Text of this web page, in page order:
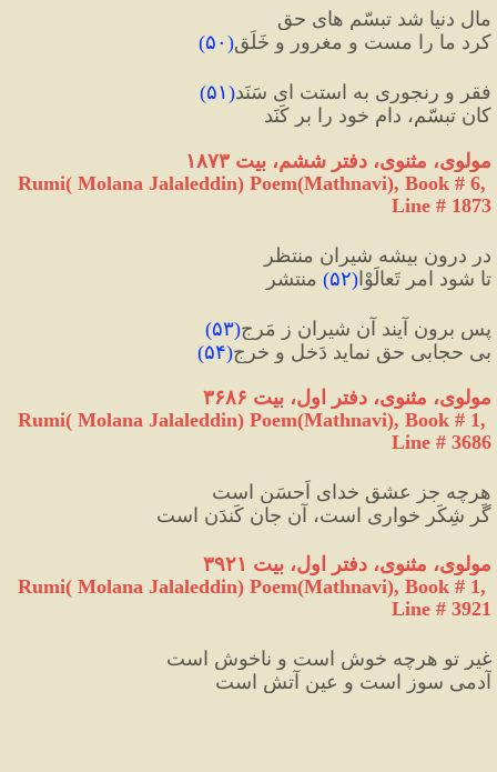
مالِ دنیا شد تبسّم های حق
کرد ما را مست و مغرور و خَلَق( ۵۰)
فقر و رنجوری به استت ای سَنَد(۵۱)
کان تبسّم، دام خود را بر کَنَد
مولوی، مثنوی، دفتر ششم، بیت ۱۸۷۳
Rumi( Molana Jalaleddin) Poem(Mathnavi), Book # 6,
Line # 1873
در درونِ بیشه شیران منتظر
تا شود امرِ تَعالَوْا(۵۲) منتشر
پس برون آیند آن شیران ز مَرج(۵۳)
بی حجابی حق نماید دَخل و خرج(۵۴)
مولوی، مثنوی، دفتر اول، بیت ۳۶۸۶
Rumi( Molana Jalaleddin) Poem(Mathnavi), Book # 1,
Line # 3686
هرچه جز عشقِ خدایِ اَحسَن است
گَر شِکَر خواری است، آن جان کَندَن است
مولوی، مثنوی، دفتر اول، بیت ۳۹۲۱
Rumi( Molana Jalaleddin) Poem(Mathnavi), Book # 1,
Line # 3921
غیر تو هرچه خوش است و ناخوش است
آدمی سوز است و عینِ آتش است